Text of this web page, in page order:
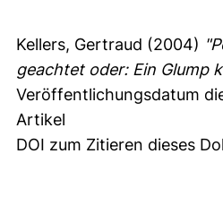
Kellers, Gertraud (2004)
geachtet oder: Ein Glump
Veröffentlichungsdatum
Artikel
DOI zum Zitieren dieses